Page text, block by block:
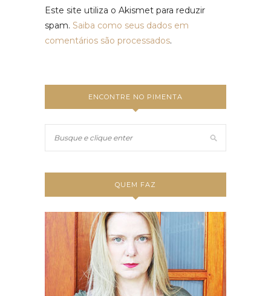
Este site utiliza o Akismet para reduzir
spam. Saiba como seus dados em
comentários são processados.
ENCONTRE NO PIMENTA
QUEM FAZ